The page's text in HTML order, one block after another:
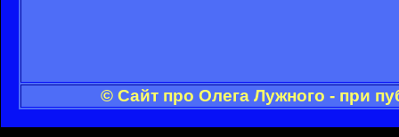
© Сайт про Олега Лужного - при